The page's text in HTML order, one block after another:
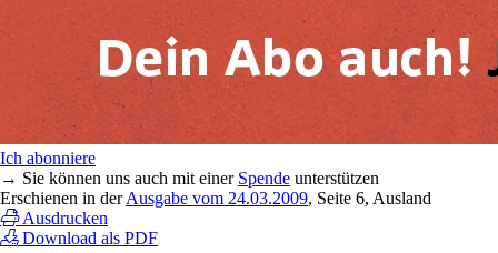
Ich abonniere
→ Sie können uns auch mit einer Spende unterstützen
Erschienen in derAusgabe vom 24.03.2009, Seite 6, Ausland
Ausdrucken
Download als PDF